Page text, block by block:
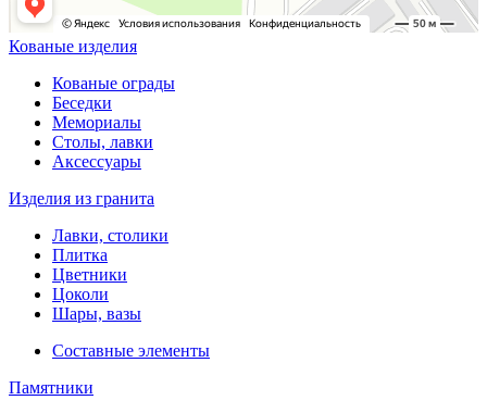
Кованые изделия
Кованые ограды
Беседки
Мемориалы
Столы, лавки
Аксессуары
Изделия из гранита
Лавки, столики
Плитка
Цветники
Цоколи
Шары, вазы
Составные элементы
Памятники